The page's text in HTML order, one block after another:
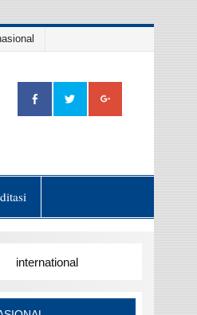
international